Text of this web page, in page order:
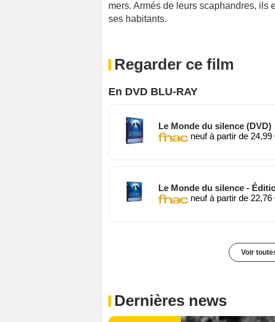
mers. Armés de leurs scaphandres, ils
ses habitants.
Regarder ce film
En DVD BLU-RAY
Le Monde du silence (DVD)
neuf à partir de 24,99
Le Monde du silence -
neuf à partir de 22,76
Voir
Dernières news